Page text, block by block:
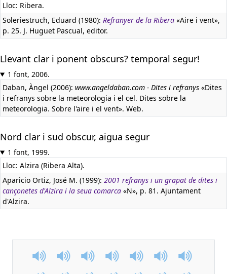
Lloc: Ribera.
Soleriestruch, Eduard (1980): Refranyer de la Ribera «Aire i vent»,
p. 25. J. Huguet Pascual, editor.
Llevant clar i ponent obscurs? temporal segur!
1 font, 2006.
Daban, Àngel (2006): www.angeldaban.com - Dites i refranys «Dites
i refranys sobre la meteorologia i el cel. Dites sobre la
meteorologia. Sobre l'aire i el vent». Web.
Nord clar i sud obscur, aigua segur
1 font, 1999.
Lloc: Alzira (Ribera Alta).
Aparicio Ortiz, José M. (1999): 2001 refranys i un grapat de dites i
cançonetes d'Alzira i la seua comarca «N», p. 81. Ajuntament
d'Alzira.